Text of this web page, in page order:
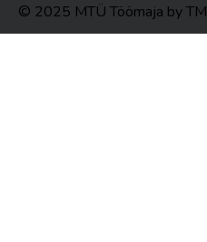
© 2025 MTÜ Töömaja by TM